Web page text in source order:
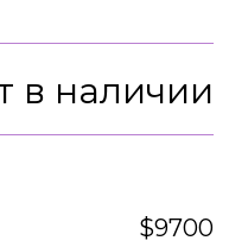
в наличии
$9700